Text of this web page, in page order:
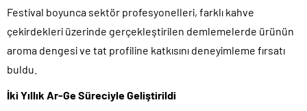
Festival boyunca sektör profesyonelleri, farklı kahve
çekirdekleri üzerinde gerçekleştirilen demlemelerde ürünün
aroma dengesi ve tat profiline katkısını deneyimleme fırsatı
buldu.
İki Yıllık Ar-Ge Süreciyle Geliştirildi